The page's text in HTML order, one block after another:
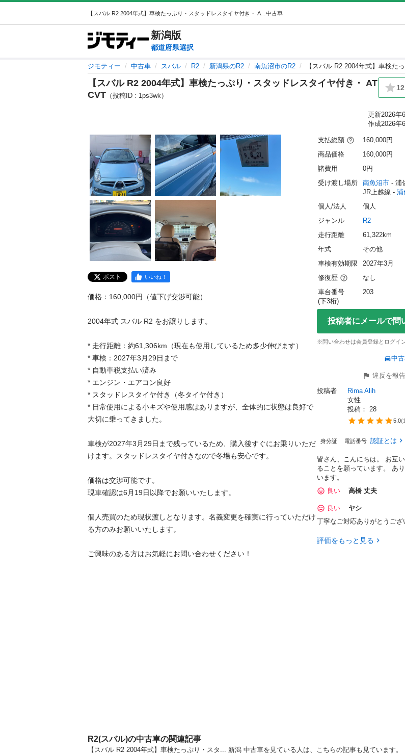
【スバル R2 2004年式】車検たっぷり・スタッドレスタイヤ付き・ AT CVT (Rima Alih) 浦佐のR2の中古車｜ジモティー 中古車
新潟版
都道府県選択
ジモティー 中古車 スバル R2 新潟県のR2 南魚沼市のR2 【スバル R2 2004年式】車検た
【スバル R2 2004年式】車検たっぷり・スタッドレスタイヤ付き・ AT
CVT （投稿ID : 1ps3wk）
12
更新2026年
作成2026年
ポスト いいね！
価格：160,000円（値下げ交渉可能）
2004年式 スバル R2 をお譲りします。
* 走行距離：約61,306km（現在も使用しているため多少伸びます）
* 車検：2027年3月29日まで
* 自動車税支払い済み
* エンジン・エアコン良好
* スタッドレスタイヤ付き（冬タイヤ付き）
* 日常使用による小キズや使用感はありますが、全体的に状態は良好で
大切に乗ってきました。
車検が2027年3月29日まで残っているため、購入後すぐにお乗りいただ
けます。スタッドレスタイヤ付きなので冬場も安心です。
価格は交渉可能です。
現車確認は6月19日以降でお願いいたします。
個人売買のため現状渡しとなります。名義変更を確実に行っていただけ
る方のみお願いいたします。
ご興味のある方はお気軽にお問い合わせください！
支払総額
160,000円
商品価格
160,000円
諸費用
0円
受け渡し場所
南魚沼市 - 浦
JR上越線 - 浦
個人/法人
個人
ジャンル
R2
走行距離
61,322km
年式
その他
車検有効期限
2027年3月
修復歴
なし
車台番号
(下3桁)
203
投稿者にメールで問
※問い合わせは会員登録とログイ
中
違反を報告
投稿者
Rima Alih
女性
投稿： 28
5.0(
身分証 電話番号 認証とは
皆さん、こんにちは。 お互
ることを願っています。 あ
います。
良い
高橋 丈夫
良い
ヤシ
丁寧なご対応ありがとうござ
評価をもっと見る
R2(スバル)の中古車の関連記事
【スバル R2 2004年式】車検たっぷり・スタ... 新潟 中古車を見ている人は、こちらの記事も見ています。